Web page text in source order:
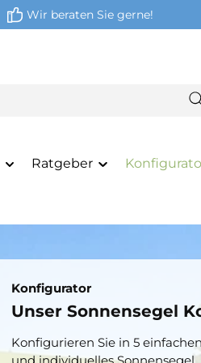
Wir beraten Sie gerne!
Ratgeber
Konfigurator
Unser Sonnensegel
Konfigurieren Sie in 5
und individuelles